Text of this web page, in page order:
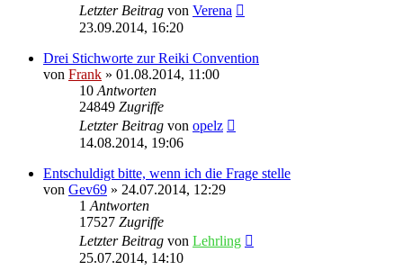
Letzter Beitrag von Verena
23.09.2014, 16:20
Drei Stichworte zur Reiki Convention
von Frank » 01.08.2014, 11:00
10 Antworten
24849 Zugriffe
Letzter Beitrag von opelz
14.08.2014, 19:06
Entschuldigt bitte, wenn ich die Frage stelle
von Gev69 » 24.07.2014, 12:29
1 Antworten
17527 Zugriffe
Letzter Beitrag von Lehrling
25.07.2014, 14:10